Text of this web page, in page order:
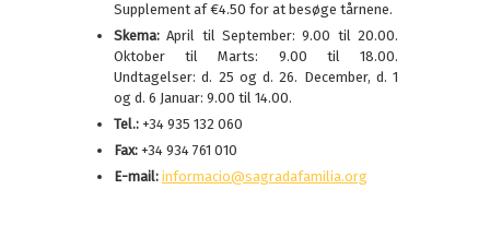
Supplement af €4.50 for at besøge tårnene.
Skema: April til September: 9.00 til 20.00.
Oktober til Marts: 9.00 til 18.00.
Undtagelser: d. 25 og d. 26. December, d. 1
og d. 6 Januar: 9.00 til 14.00.
Tel.: +34 935 132 060
Fax: +34 934 761 010
E-mail: informacio@sagradafamilia.org